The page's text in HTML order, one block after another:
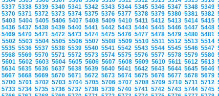
5337 5338 5339 5340 5341 5342 5343 5344 5345 5346 5347 5348 5349
5370 5371 5372 5373 5374 5375 5376 5377 5378 5379 5380 5381 5382
5403 5404 5405 5406 5407 5408 5409 5410 5411 5412 5413 5414 5415
5436 5437 5438 5439 5440 5441 5442 5443 5444 5445 5446 5447 5448
5469 5470 5471 5472 5473 5474 5475 5476 5477 5478 5479 5480 5481
5502 5503 5504 5505 5506 5507 5508 5509 5510 5511 5512 5513 5514
5535 5536 5537 5538 5539 5540 5541 5542 5543 5544 5545 5546 5547
5568 5569 5570 5571 5572 5573 5574 5575 5576 5577 5578 5579 5580
5601 5602 5603 5604 5605 5606 5607 5608 5609 5610 5611 5612 5613
5634 5635 5636 5637 5638 5639 5640 5641 5642 5643 5644 5645 5646
5667 5668 5669 5670 5671 5672 5673 5674 5675 5676 5677 5678 5679
5700 5701 5702 5703 5704 5705 5706 5707 5708 5709 5710 5711 5712
5733 5734 5735 5736 5737 5738 5739 5740 5741 5742 5743 5744 5745